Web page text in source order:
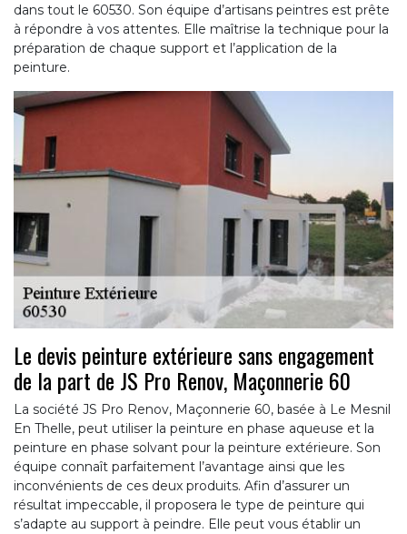
dans tout le 60530. Son équipe d’artisans peintres est prête
à répondre à vos attentes. Elle maîtrise la technique pour la
préparation de chaque support et l’application de la
peinture.
Le devis peinture extérieure sans engagement
de la part de JS Pro Renov, Maçonnerie 60
La société JS Pro Renov, Maçonnerie 60, basée à Le Mesnil
En Thelle, peut utiliser la peinture en phase aqueuse et la
peinture en phase solvant pour la peinture extérieure. Son
équipe connaît parfaitement l’avantage ainsi que les
inconvénients de ces deux produits. Afin d’assurer un
résultat impeccable, il proposera le type de peinture qui
s’adapte au support à peindre. Elle peut vous établir un